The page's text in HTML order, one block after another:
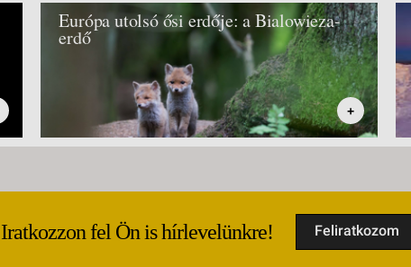
Európa utolsó ősi erdője: a Bialowieza-
erdő
+
Iratkozzon fel Ön is hírlevelünkre! Feliratkozom